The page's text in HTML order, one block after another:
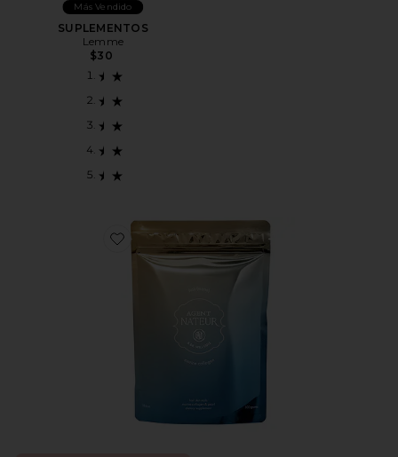
Más Vendido
SUPLEMENTOS
Lemme
$30
Favorite SUPLEMENTO PARA EL PELO, LA PIEL Y